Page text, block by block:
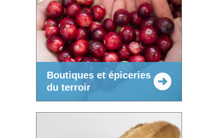
Boutiques et épiceries
du terroir